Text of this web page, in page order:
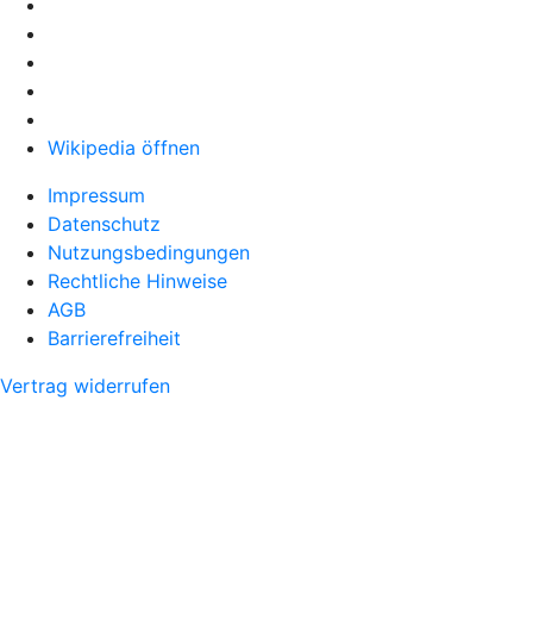
Wikipedia öffnen
Impressum
Datenschutz
Nutzungsbedingungen
Rechtliche Hinweise
AGB
Barrierefreiheit
Vertrag widerrufen